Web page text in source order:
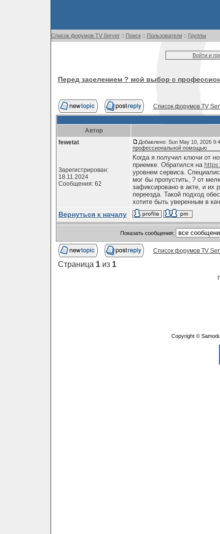
Список форумов TV Server:: Поиск:: Пользователи:: Группы
Войти и
Перед заселением ? мой выбор с
Список форумов TV
Автор
fewetat
Зарегистрирован:
18.11.2024
Сообщения: 62
Добавлено: Sun May 10, 2026
профессиональной помощью
Когда я получил ключи от
приемке. Обратился на
уровнем сервиса.
мог бы пропустить, ? от
зафиксировано в акте, и их
переезда. Такой подход
хотите быть уверенным в
Вернуться к началу
Показать сообщения:
Список форумов TV
Страница 1из 1
Copyright ©